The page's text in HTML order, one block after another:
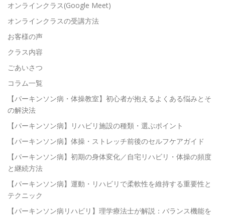
オンラインクラス(Google Meet)
オンラインクラスの受講方法
お客様の声
クラス内容
ごあいさつ
コラム一覧
【パーキンソン病・体操教室】初心者が抱えるよくある悩みとそ
の解決法
【パーキンソン病】リハビリ施設の種類・選ぶポイント
【パーキンソン病】体操・ストレッチ前後のセルフケアガイド
【パーキンソン病】初期の身体変化／自宅リハビリ・体操の頻度
と継続方法
【パーキンソン病】運動・リハビリで柔軟性を維持する重要性と
テクニック
【パーキンソン病リハビリ】理学療法士が解説：バランス機能を